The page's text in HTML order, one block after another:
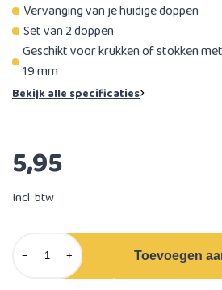
Vervanging van je huidige doppen
Set van 2 doppen
Geschikt voor krukken of stokken
19 mm
Bekijk alle specificaties
5,95
Incl. btw
− + Toevoegen